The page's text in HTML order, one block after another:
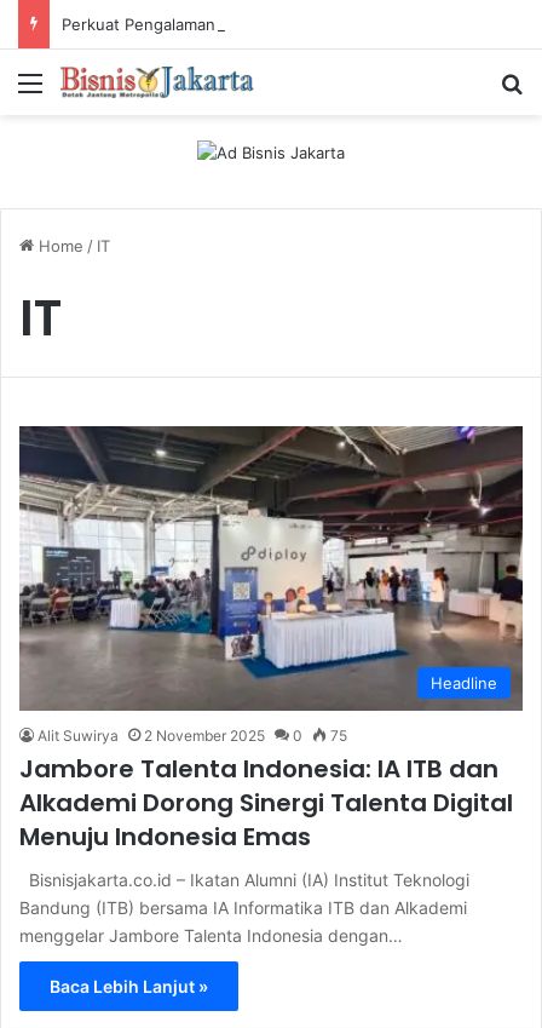
Menu
Home / IT
IT
Headline
Alit Suwirya 2 November 2025 0 75
Jambore Talenta Indonesia: IA ITB dan
Alkademi Dorong Sinergi Talenta Digital
Menuju Indonesia Emas
Bisnisjakarta.co.id – Ikatan Alumni (IA) Institut Teknologi
Bandung (ITB) bersama IA Informatika ITB dan Alkademi
menggelar Jambore Talenta Indonesia dengan…
Baca Lebih Lanjut »